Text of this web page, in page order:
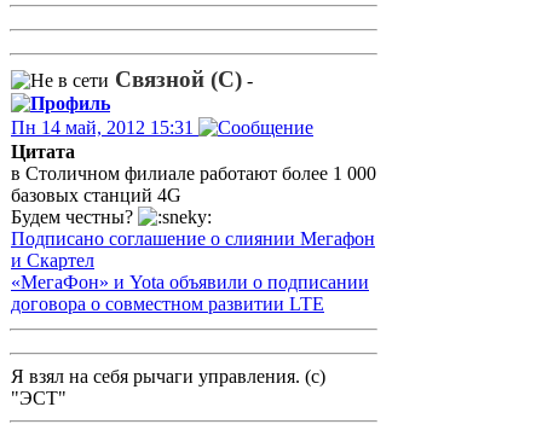
Связной (С) -
Пн 14 май, 2012 15:31
Цитата
в Столичном филиале работают более 1 000
базовых станций 4G
Будем честны?
Подписано соглашение о слиянии Мегафон
и Скартел
«МегаФон» и Yota объявили о подписании
договора о совместном развитии LTE
Я взял на себя рычаги управления. (с)
"ЭСТ"